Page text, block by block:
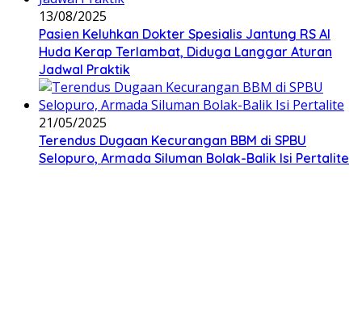
13/08/2025
Pasien Keluhkan Dokter Spesialis Jantung RS Al
Huda Kerap Terlambat, Diduga Langgar Aturan
Jadwal Praktik
21/05/2025
Terendus Dugaan Kecurangan BBM di SPBU
Selopuro, Armada Siluman Bolak-Balik Isi Pertalite